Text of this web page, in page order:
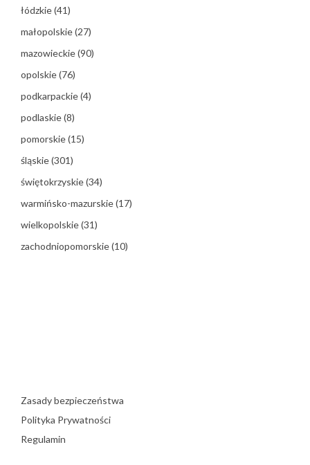
łódzkie(41)
małopolskie(27)
mazowieckie(90)
opolskie(76)
podkarpackie(4)
podlaskie(8)
pomorskie(15)
śląskie(301)
świętokrzyskie(34)
warmińsko-mazurskie(17)
wielkopolskie(31)
zachodniopomorskie(10)
Zasady bezpieczeństwa
Polityka Prywatności
Regulamin